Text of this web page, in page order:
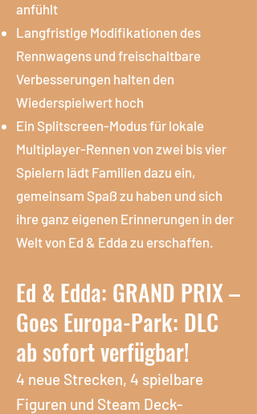
anfühlt
Langfristige Modifikationen des
Rennwagens und freischaltbare
Verbesserungen halten den
Wiederspielwert hoch
Ein Splitscreen-Modus für lokale
Multiplayer-Rennen von zwei bis vier
Spielern lädt Familien dazu ein,
gemeinsam Spaß zu haben und sich
ihre ganz eigenen Erinnerungen in der
Welt von Ed & Edda zu erschaffen.
Ed & Edda: GRAND PRIX –
Goes Europa-Park: DLC
ab sofort verfügbar!
4 neue Strecken, 4 spielbare
Figuren und Steam Deck-